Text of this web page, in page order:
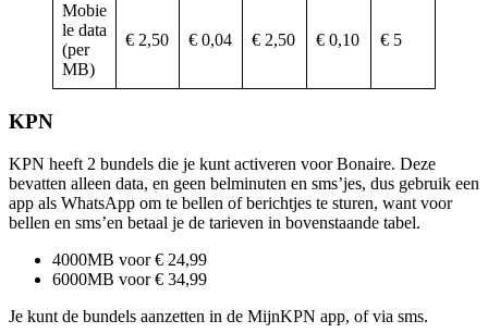
Mobie
le data
(per
MB)
€ 2,50 € 0,04 € 2,50 € 0,10 € 5
KPN
KPN heeft 2 bundels die je kunt activeren voor Bonaire. Deze
bevatten alleen data, en geen belminuten en sms’jes, dus gebruik een
app als WhatsApp om te bellen of berichtjes te sturen, want voor
bellen en sms’en betaal je de tarieven in bovenstaande tabel.
4000MB voor € 24,99
6000MB voor € 34,99
Je kunt de bundels aanzetten in de MijnKPN app, of via sms.